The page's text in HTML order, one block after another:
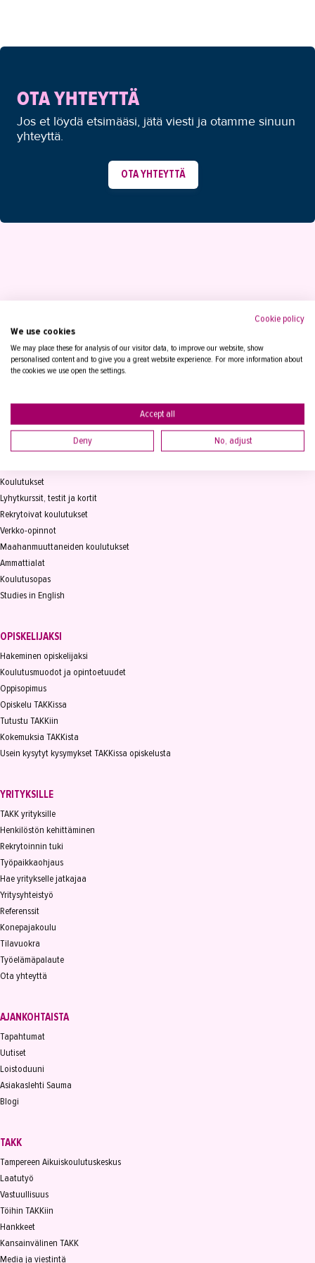
OTA YHTEYTTÄ
Jos et löydä etsimääsi, jätä viesti ja otamme sinuun
yhteyttä.
OTA YHTEYTTÄ
Tampereen Aikuiskoulutuskeskus
PL 15, 33821 Tampere
Vaihde03 2361 111
Koulutukset
Lyhytkurssit, testit ja kortit
Rekrytoivat koulutukset
Verkko-opinnot
Maahanmuuttaneiden koulutukset
Ammattialat
Koulutusopas
Studies in English
OPISKELIJAKSI
Hakeminen opiskelijaksi
Koulutusmuodot ja opintoetuudet
Oppisopimus
Opiskelu TAKKissa
Tutustu TAKKiin
Kokemuksia TAKKista
Usein kysytyt kysymykset TAKKissa opiskelusta
YRITYKSILLE
TAKK yrityksille
Henkilöstön kehittäminen
Rekrytoinnin tuki
Työpaikkaohjaus
Hae yritykselle jatkajaa
Yritysyhteistyö
Referenssit
Konepajakoulu
Tilavuokra
Työelämäpalaute
Ota yhteyttä
AJANKOHTAISTA
Tapahtumat
Uutiset
Loistoduuni
Asiakaslehti Sauma
Blogi
TAKK
Tampereen Aikuiskoulutuskeskus
Laatutyö
Vastuullisuus
Töihin TAKKiin
Hankkeet
Kansainvälinen TAKK
Media ja viestintä
Cookie policy
We use cookies
We may place these for analysis of our visitor data, to improve our website, show
personalised content and to give you a great website experience. For more information about
the cookies we use open the settings.
Accept all
Deny No, adjust